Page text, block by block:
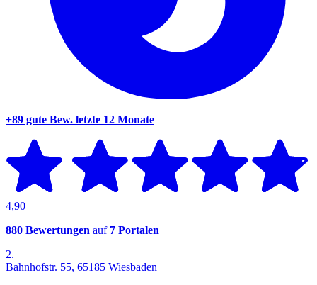
+89 gute Bew. letzte 12 Monate
4,90
880 Bewertungen auf 7 Portalen
2.
Bahnhofstr. 55, 65185 Wiesbaden